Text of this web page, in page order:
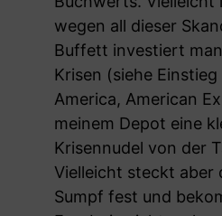
wegen all dieser
Buffett investiert
Krisen (siehe
America, American
meinem Depot eine
Krisennudel von der
Vielleicht steckt aber
Sumpf fest und